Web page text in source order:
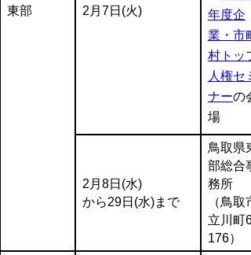
東部 2月7日(火)
年度企
業・市町
村トップ
人権セミ
ナーの会
場
2月8日(水)
から29日(水)まで
鳥取県東
部総合事
務所
（鳥取市
立川町6-
176）